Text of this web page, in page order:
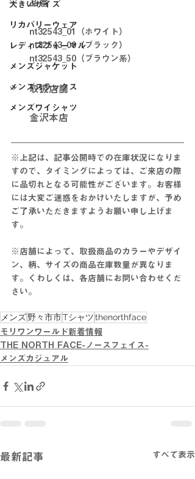
大きいサイズ
リカバリーウェア
レディスフォーマル
メンズジャケット
メンズスラックス
メンズワイシャツ
品番
nt32543_01（ホワイト）
nt32543_09（ブラック）
nt32543_50（ブラウン系）
取扱店舗
金沢本店
※上記は、記事公開時での在庫状況になりま
すので、タイミングによっては、ご来店の際
に品切れとなる可能性がございます。お客様
には大変ご迷惑をおかけいたしますが、予め
ご了承いただきますようお願い申し上げま
す。
※店舗によって、取扱商品のカラーやデザイ
ン、柄、サイズの商品在庫数量が異なりま
す。くわしくは、各店舗にお問い合わせくだ
さい。
メンズ野々市市Tシャツthenorthface
モリワンワールド新着情報
THE NORTH FACE-ノースフェイス-
メンズカジュアル
最新記事 すべて表示